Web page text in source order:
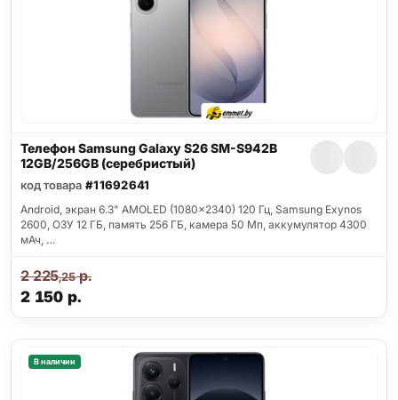
Телефон Samsung Galaxy S26 SM-S942B
12GB/256GB (серебристый)
код товара #11692641
Android, экран 6.3" AMOLED (1080x2340) 120 Гц, Samsung Exynos
2600, ОЗУ 12 ГБ, память 256 ГБ, камера 50 Мп, аккумулятор 4300
мАч, …
2 150 р.
2 225,25р.
В наличии